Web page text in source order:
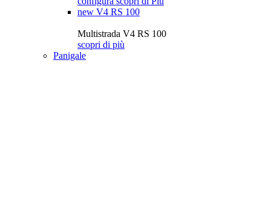
new V4 RS 100
Multistrada V4 RS 100
scopri di più
Panigale